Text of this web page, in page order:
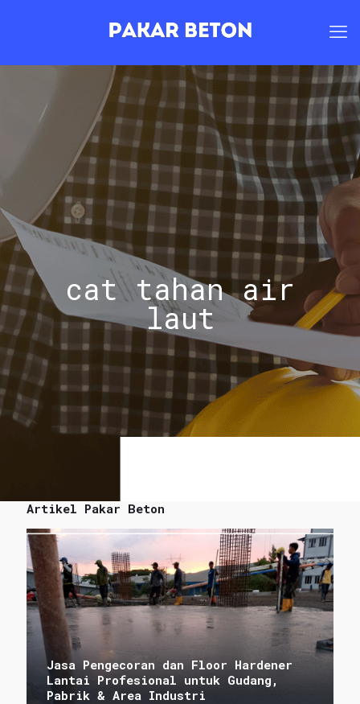
cat tahan air
laut
Artikel Pakar Beton
Jasa Pengecoran dan Floor Hardener
Lantai Profesional untuk Gudang,
Pabrik & Area Industri